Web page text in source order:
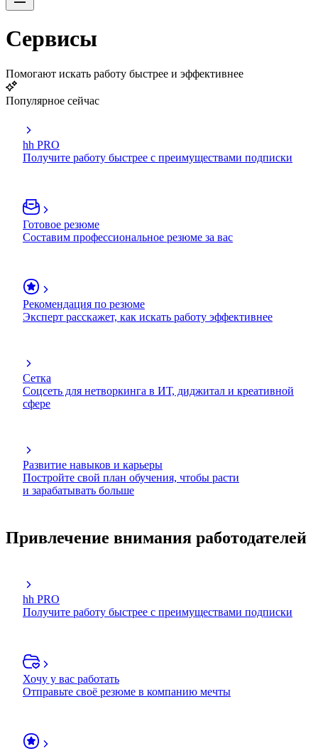
Сервисы
Помогают искать работу быстрее и эффективнее
Популярное сейчас
hh PRO
Получите работу быстрее с преимуществами подписки
Готовое резюме
Составим профессиональное резюме за вас
Рекомендация по резюме
Эксперт расскажет, как искать работу эффективнее
Сетка
Соцсеть для нетворкинга в ИТ, диджитал и креативной
сфере
Развитие навыков и карьеры
Постройте свой план обучения, чтобы расти
и зарабатывать больше
Привлечение внимания работодателей
hh PRO
Получите работу быстрее с преимуществами подписки
Хочу у вас работать
Отправьте своё резюме в компанию мечты